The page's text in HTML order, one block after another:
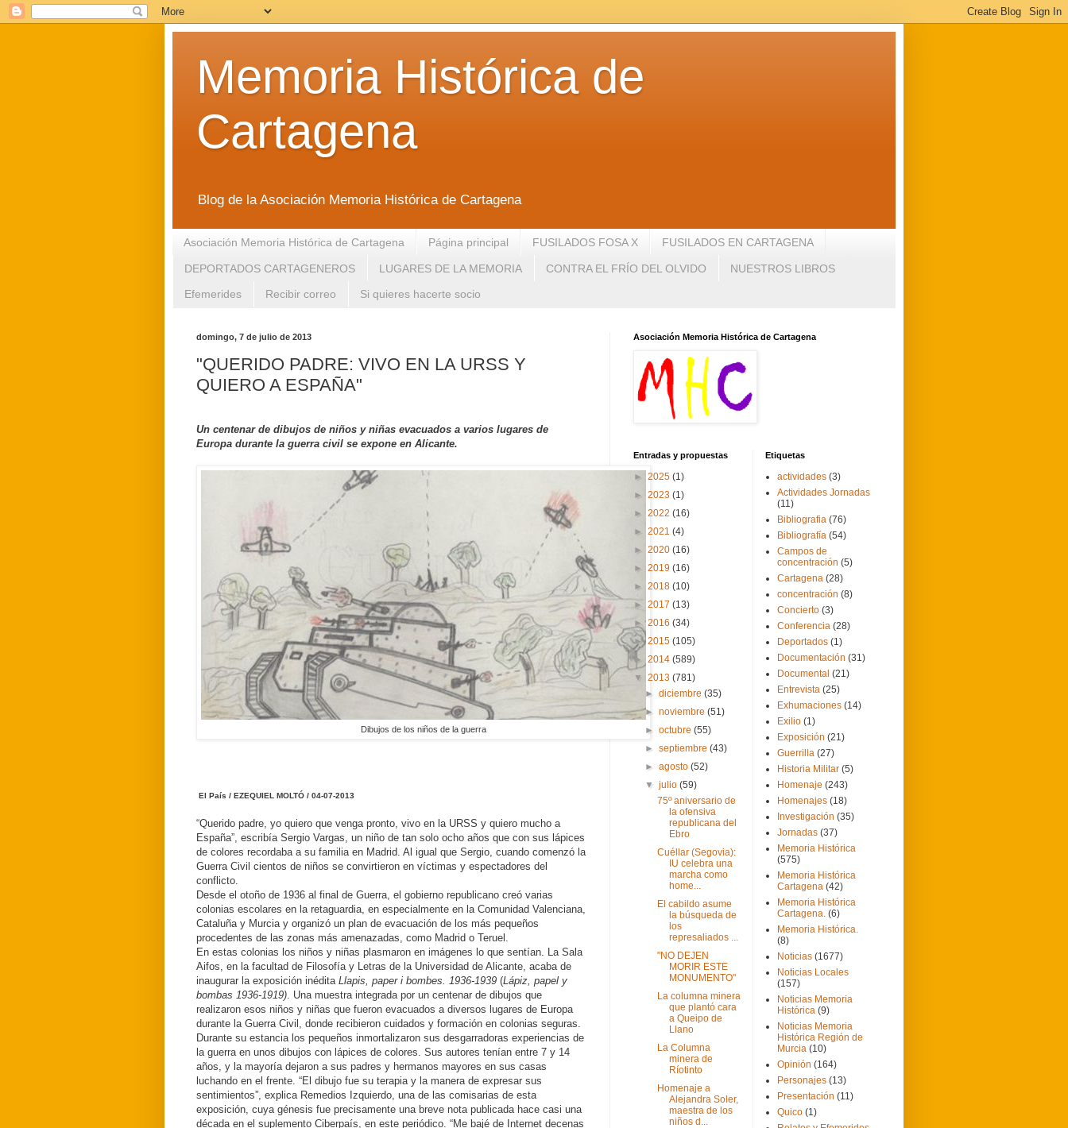
Memoria Histórica de
Cartagena
Blog de la Asociación Memoria Histórica de Cartagena
Asociación Memoria Histórica de Cartagena Página principal FUSILADOS FOSA X FUSILADOS EN CARTAGENA
DEPORTADOS CARTAGENEROS LUGARES DE LA MEMORIA CONTRA EL FRÍO DEL OLVIDO NUESTROS LIBROS
Efemerides Recibir correo Si quieres hacerte socio
domingo, 7 de julio de 2013
"QUERIDO PADRE: VIVO EN LA URSS Y
QUIERO A ESPAÑA"
Un centenar de dibujos de niños y niñas evacuados a varios lugares de
Europa durante la guerra civil se expone en Alicante.
Dibujos de los niños de la guerra
El País / EZEQUIEL MOLTÓ / 04-07-2013
“Querido padre, yo quiero que venga pronto, vivo en la URSS y quiero mucho a
España”, escribía Sergio Vargas, un niño de tan solo ocho años que con sus lápices
de colores recordaba a su familia en Madrid. Al igual que Sergio, cuando comenzó la
Guerra Civil cientos de niños se convirtieron en víctimas y espectadores del
conflicto.
Desde el otoño de 1936 al final de Guerra, el gobierno republicano creó varias
colonias escolares en la retaguardia, en especialmente en la Comunidad Valenciana,
Cataluña y Murcia y organizó un plan de evacuación de los más pequeños
procedentes de las zonas más amenazadas, como Madrid o Teruel.
En estas colonias los niños y niñas plasmaron en imágenes lo que sentían. La Sala
Aifos, en la facultad de Filosofía y Letras de la Universidad de Alicante, acaba de
inaugurar la exposición inédita Llapis, paper i bombes. 1936-1939 (Lápiz, papel y
bombas 1936-1919). Una muestra integrada por un centenar de dibujos que
realizaron esos niños y niñas que fueron evacuados a diversos lugares de Europa
durante la Guerra Civil, donde recibieron cuidados y formación en colonias seguras.
Durante su estancia los pequeños inmortalizaron sus desgarradoras experiencias de
la guerra en unos dibujos con lápices de colores. Sus autores tenían entre 7 y 14
años, y la mayoría dejaron a sus padres y hermanos mayores en sus casas
luchando en el frente. “El dibujo fue su terapia y la manera de expresar sus
sentimientos”, explica Remedios Izquierdo, una de las comisarias de esta
exposición, cuya génesis fue precisamente una breve nota publicada hace casi una
década en el suplemento Ciberpaís, en este periódico. “Me bajé de Internet decenas
Asociación Memoria Histórica de Cartagena
Entradas y propuestas
► 2025 (1)
► 2023 (1)
► 2022 (16)
► 2021 (4)
► 2020 (16)
► 2019 (16)
► 2018 (10)
► 2017 (13)
►2016 (34)
►2015 (105)
► 2014 (589)
▼ 2013 (781)
►diciembre(35)
►noviembre(51)
►octubre(55)
►septiembre(43)
►agosto(52)
▼julio(59)
75º aniversario de
la ofensiva
republicana del
Ebro
Cuéllar (Segovia):
IU celebra una
marcha como
home...
El cabildo asume
la búsqueda de
los
represaliados ...
"NO DEJEN
MORIR ESTE
MONUMENTO"
La columna minera
que plantó cara
a Queipo de
Llano
La Columna
minera de
Ríotinto
Homenaje a
Alejandra Soler,
maestra de los
niños d...
Etiquetas
actividades (3)
Actividades Jornadas
(11)
Bibliografia (76)
Bibliografía (54)
Campos de
concentración (5)
Cartagena (28)
concentración (8)
Concierto (3)
Conferencia (28)
Deportados (1)
Documentación (31)
Documental (21)
Entrevista (25)
Exhumaciones (14)
Exilio (1)
Exposición (21)
Guerrilla (27)
Historia Militar (5)
Homenaje (243)
Homenajes (18)
Investigación (35)
Jornadas (37)
Memoria Histórica
(575)
Memoria Histórica
Cartagena (42)
Memoria Histórica
Cartagena. (6)
Memoria Histórica.
(8)
Noticias (1677)
Noticias Locales
(157)
Noticias Memoria
Histórica (9)
Noticias Memoria
Histórica Región de
Murcia (10)
Opinión (164)
Personajes (13)
Presentación (11)
Quico (1)